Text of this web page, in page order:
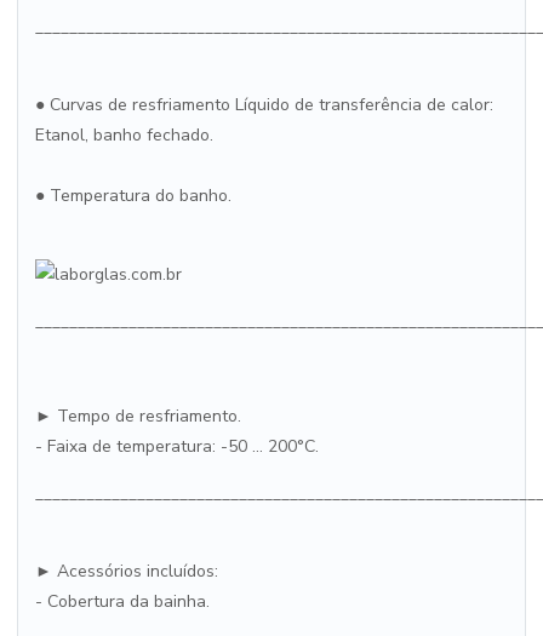
● Curvas de resfriamento Líquido de transferência de calor:
Etanol, banho fechado.
● Temperatura do banho.
► Tempo de resfriamento.
- Faixa de temperatura: -50 ... 200°C.
► Acessórios incluídos:
- Cobertura da bainha.